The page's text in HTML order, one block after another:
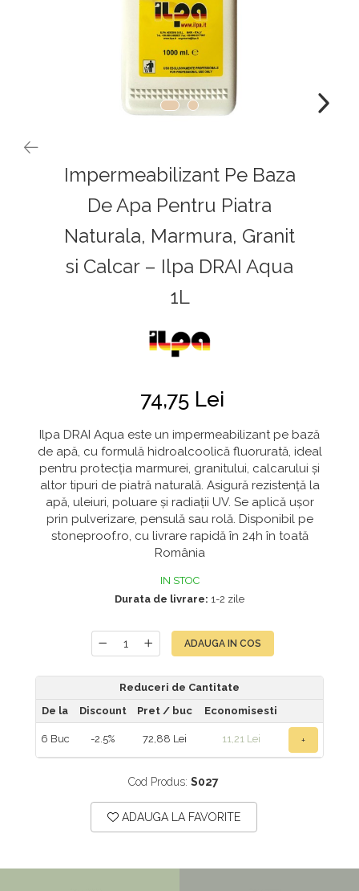
Impermeabilizant Pe Baza
De Apa Pentru Piatra
Naturala, Marmura, Granit
si Calcar – Ilpa DRAI Aqua
1L
74,75 Lei
Ilpa DRAI Aqua este un impermeabilizant pe bază
de apă, cu formulă hidroalcoolică fluorurată, ideal
pentru protecția marmurei, granitului, calcarului și
altor tipuri de piatră naturală. Asigură rezistență la
apă, uleiuri, poluare și radiații UV. Se aplică ușor
prin pulverizare, pensulă sau rolă. Disponibil pe
stoneproof.ro, cu livrare rapidă în 24h în toată
România
IN STOC
Durata de livrare: 1-2 zile
ADAUGA IN COS
Reduceri de Cantitate
De la
Discount Pret / buc Economisesti
6 Buc -2.5% 72,88 Lei 11,21 Lei +
Cod Produs: S027
ADAUGA LA FAVORITE